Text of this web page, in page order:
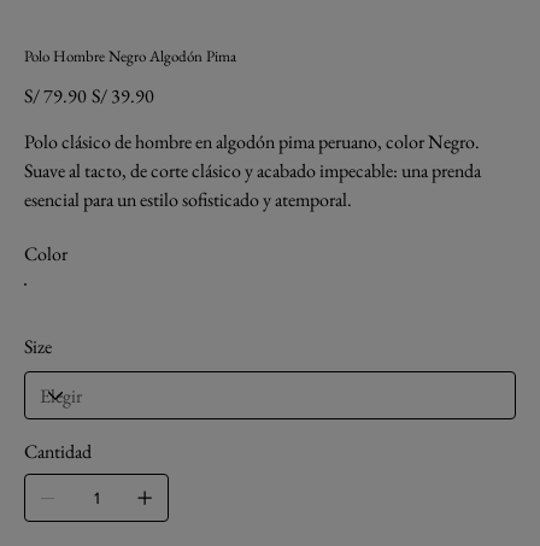
Polo Hombre Negro Algodón Pima
Precio
original
S/ 79.90 Precio
de
S/ 39.90
Polo clásico de hombre en algodón pima peruano, color Negro.
Suave al tacto, de corte clásico y acabado impecable: una prenda
esencial para un estilo sofisticado y atemporal.
Color
Size
Cantidad